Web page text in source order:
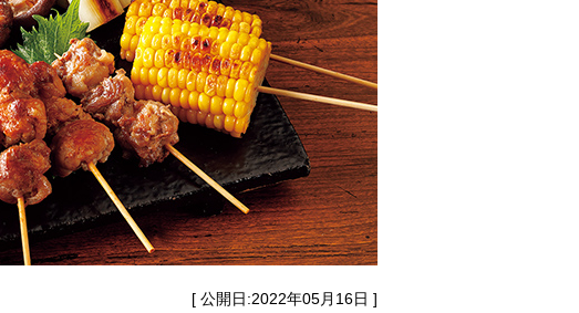
[ 公開日:2022年05月16日 ]